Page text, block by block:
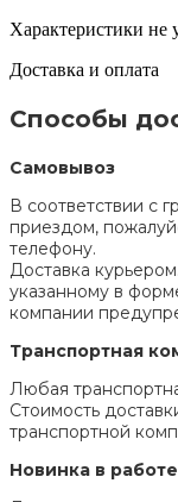
Характеристики не
Доставка и оплата
Способы
Самовывоз
В соответствии с
приездом,
телефону.
Доставка
указанному в
компании
Транспортная
Любая
Стоимость
транспортной
Новинка в